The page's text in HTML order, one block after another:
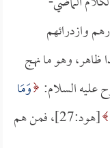
وازدرائهم
ظاهر، وهو ما نهج
عليه السلام: وَمَا
[هود:27]، فمن هم